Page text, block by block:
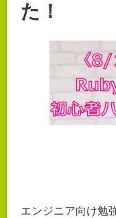
た！
エンジニア向け勉